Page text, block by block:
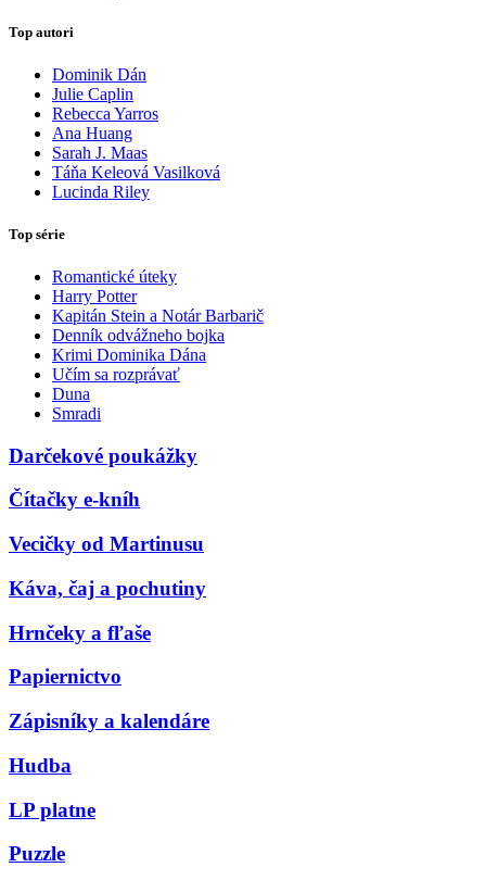
Top autori
Dominik Dán
Julie Caplin
Rebecca Yarros
Ana Huang
Sarah J. Maas
Táňa Keleová Vasilková
Lucinda Riley
Top série
Romantické úteky
Harry Potter
Kapitán Stein a Notár Barbarič
Denník odvážneho bojka
Krimi Dominika Dána
Učím sa rozprávať
Duna
Smradi
Darčekové poukážky
Čítačky e-kníh
Vecičky od Martinusu
Káva, čaj a pochutiny
Hrnčeky a fľaše
Papiernictvo
Zápisníky a kalendáre
Hudba
LP platne
Puzzle